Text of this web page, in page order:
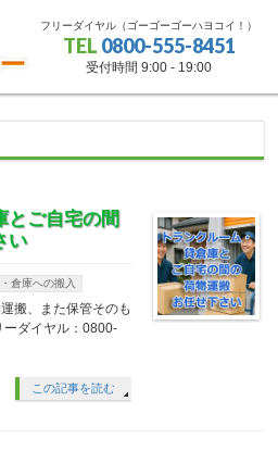
フリーダイヤル（ゴーゴーゴーハヨコイ！）
TEL 0800-555-8451
受付時間 9:00 - 19:00
とご自宅の間
い
倉庫への搬入
搬、また保管そのも
ーダイヤル：0800-
この記事を読む